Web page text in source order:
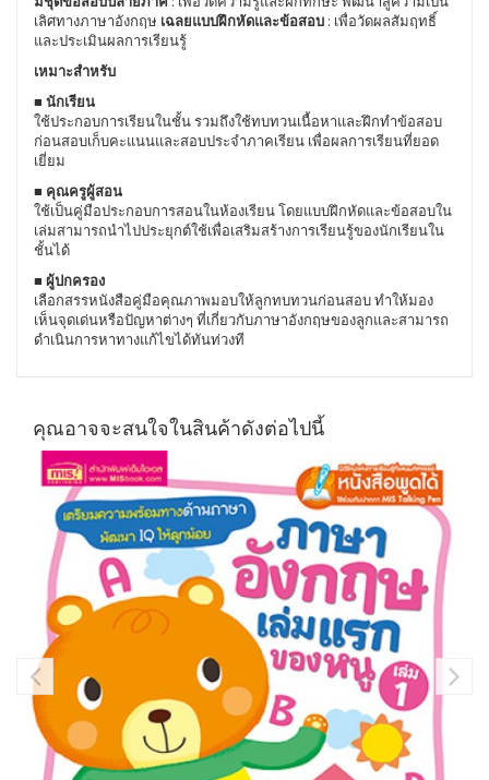
เลิศทางภาษาอังกฤษ เฉลยแบบฝึกหัดและข้อสอบ : เพื่อวัดผลสัมฤทธิ์
และประเมินผลการเรียนรู้
เหมาะสำหรับ
■ นักเรียน
ใช้ประกอบการเรียนในชั้น รวมถึงใช้ทบทวนเนื้อหาและฝึกทำข้อสอบ
ก่อนสอบเก็บคะแนนและสอบประจำภาคเรียน เพื่อผลการเรียนที่ยอด
เยี่ยม
■ คุณครูผู้สอน
ใช้เป็นคู่มือประกอบการสอนในห้องเรียน โดยแบบฝึกหัดและข้อสอบใน
เล่มสามารถนำไปประยุกต์ใช้เพื่อเสริมสร้างการเรียนรู้ของนักเรียนใน
ชั้นได้
■ ผู้ปกครอง
เลือกสรรหนังสือคู่มือคุณภาพมอบให้ลูกทบทวนก่อนสอบ ทำให้มอง
เห็นจุดเด่นหรือปัญหาต่างๆ ที่เกี่ยวกับภาษาอังกฤษของลูกและสามารถ
ดำเนินการหาทางแก้ไขได้ทันท่วงที
คุณอาจจะสนใจในสินค้าดังต่อไปนี้